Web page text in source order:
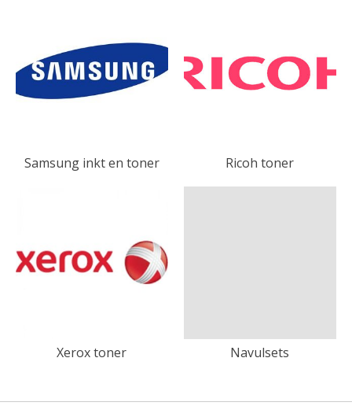
Samsung inkt en toner Ricoh toner
Xerox toner Navulsets